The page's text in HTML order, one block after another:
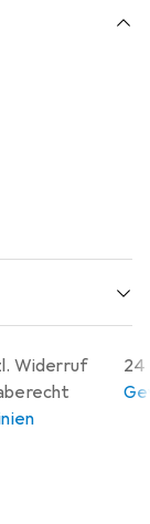
kann
Hergestellt in
durch
Widerruf
24